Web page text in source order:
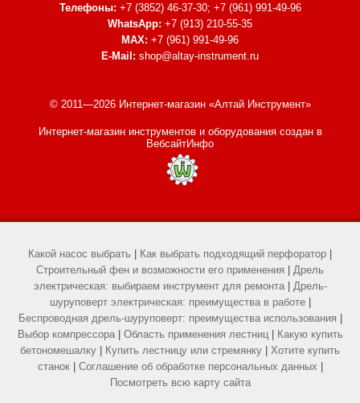
Телефоны: +7 (3852) 46-37-30; +7 (961) 991-49-96
WhatsApp: +7 (913) 210-55-35
MAX: +7 (961) 991-49-96
E-Mail: shop@altay-instrument.ru
© 2011—2026 Интернет-магазин «Алтай Инструмент»
Интернет-магазин инструментов и оборудованиясоздан в
ВебсайтИнфо
Какой насос выбрать Как выбрать подходящий перфоратор
Строительный фен и возможности его применения
Дрель
электрическая: выбираем инструмент для ремонта| Дрель-
шуруповерт электрическая: преимущества в работе|
Беспроводная дрель-шуруповерт: преимущества использования
Выбор компрессора| Область применения лестниц|
Какую купить
бетономешалку
Купить лестницу или стремянку
Хотите купить
станок| Соглашение об обработке персональных данных
Посмотреть всю карту сайта